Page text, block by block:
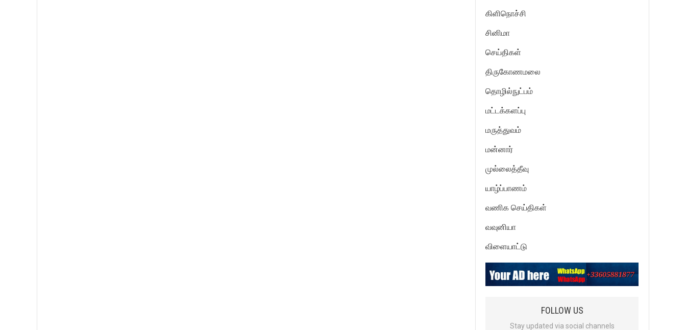
கிளிநொச்சி
சினிமா
செய்திகள்
திருகோணமலை
தொழில்நுட்பம்
மட்டக்களப்பு
மருத்துவம்
மன்னார்
முல்லைத்தீவு
யாழ்ப்பாணம்
வணிக செய்திகள்
வவுனியா
விளையாட்டு
FOLLOW US
Stay updated via social channels